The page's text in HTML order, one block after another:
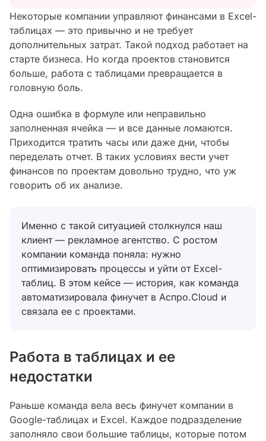
Некоторые компании управляют финансами в Excel-
таблицах — это привычно и не требует
дополнительных затрат. Такой подход работает на
старте бизнеса. Но когда проектов становится
больше, работа с таблицами превращается в
головную боль.
Одна ошибка в формуле или неправильно
заполненная ячейка — и все данные ломаются.
Приходится тратить часы или даже дни, чтобы
переделать отчет. В таких условиях вести учет
финансов по проектам довольно трудно, что уж
говорить об их анализе.
Именно с такой ситуацией столкнулся наш
клиент — рекламное агентство. С ростом
компании команда поняла: нужно
оптимизировать процессы и уйти от Excel-
таблиц. В этом кейсе — история, как команда
автоматизировала финучет в Аспро.Cloud и
связала ее с проектами.
Работа в таблицах и ее
недостатки
Раньше команда вела весь финучет компании в
Google-таблицах и Excel. Каждое подразделение
заполняло свои большие таблицы, которые потом